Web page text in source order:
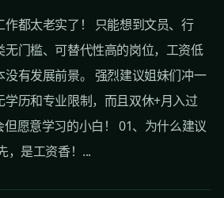
都太老实了！ 只能想到文员、行
门槛、可替代性高的岗位，工资低
有发展前景。 强烈建议姐妹们冲一
历和专业限制，而且双休+月入过
愿意学习的小白！ 01、为什么建议
，是工资香！...